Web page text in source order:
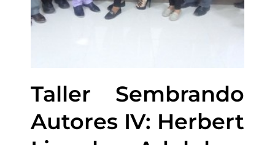
Taller Sembrando
Autores IV: Herbert